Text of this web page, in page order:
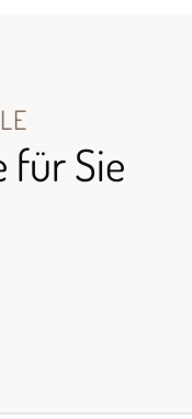
für Sie